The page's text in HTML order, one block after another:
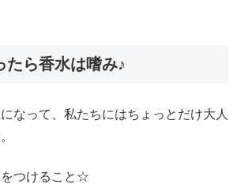
たら香水は嗜み♪
なって、私たちにはちょっとだけ大人
つけること☆